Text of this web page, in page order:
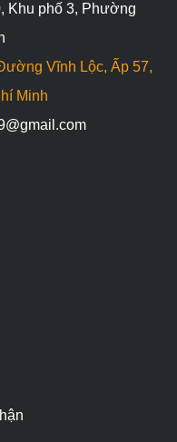
Khu phố 3, Phường
Vĩnh Lộc, Ấp 57,
Minh